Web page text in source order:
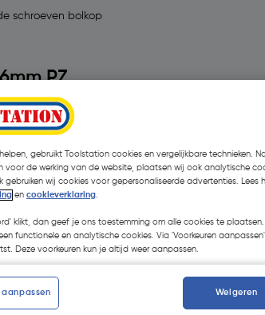
schroeven bolkop
PZ
| 200 Stuks
gebruikt Toolstation cookies en vergelijkbare technieken.
voor de werking van de website, plaatsen wij ook analytische
gebruiken wij cookies voor gepersonaliseerde advertenties. Lees
en cookieverklaring.
klikt, dan geef je ons toestemming om alle cookies te
functionele en analytische cookies. Via 'Voorkeuren
Deze voorkeuren kun je altijd weer aanpassen.
Weigeren